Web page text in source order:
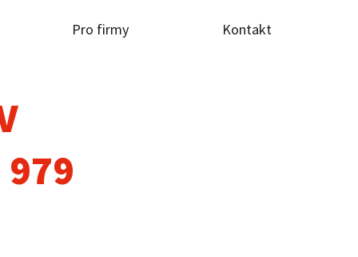
Pro firmy Kontakt